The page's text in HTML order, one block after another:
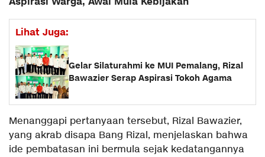
Lihat Juga:
Gelar Silaturahmi ke MUI Pemalang, Rizal
Bawazier Serap Aspirasi Tokoh Agama
Menanggapi pertanyaan tersebut, Rizal Bawazier,
yang akrab disapa Bang Rizal, menjelaskan bahwa
ide pembatasan ini bermula sejak kedatangannya